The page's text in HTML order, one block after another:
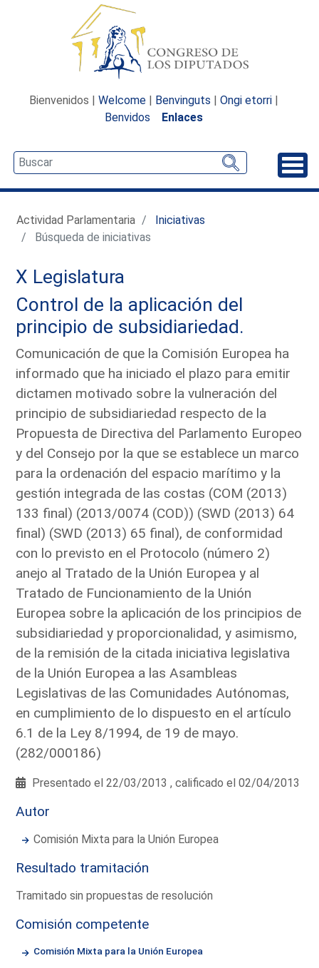
Bienvenidos | Welcome | Benvinguts | Ongi etorri |
Benvidos
Enlaces
Actividad Parlamentaria
Iniciativas
Búsqueda de iniciativas
X Legislatura
Control de la aplicación del
principio de subsidiariedad.
Comunicación de que la Comisión Europea ha
informado que ha iniciado el plazo para emitir
dictamen motivado sobre la vulneración del
principio de subsidiariedad respecto de la
Propuesta de Directiva del Parlamento Europeo
y del Consejo por la que se establece un marco
para la ordenación del espacio marítimo y la
gestión integrada de las costas (COM (2013)
133 final) (2013/0074 (COD)) (SWD (2013) 64
final) (SWD (2013) 65 final), de conformidad
con lo previsto en el Protocolo (número 2)
anejo al Tratado de la Unión Europea y al
Tratado de Funcionamiento de la Unión
Europea sobre la aplicación de los principios de
subsidiariedad y proporcionalidad, y asimismo,
de la remisión de la citada iniciativa legislativa
de la Unión Europea a las Asambleas
Legislativas de las Comunidades Autónomas,
en cumplimiento de lo dispuesto en el artículo
6.1 de la Ley 8/1994, de 19 de mayo.
(282/000186)
Presentado el 22/03/2013 , calificado el 02/04/2013
Autor
Comisión Mixta para la Unión Europea
Resultado tramitación
Tramitado sin propuestas de resolución
Comisión competente
Comisión Mixta para la Unión Europea